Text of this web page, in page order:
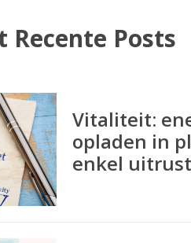
Recente Posts
Vitaliteit:
opladen in
enkel